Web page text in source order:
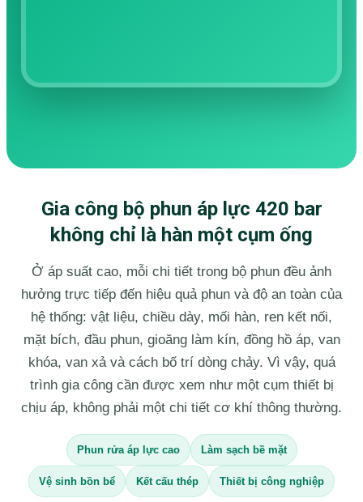
Gia công bộ phun áp lực 420 bar
không chỉ là hàn một cụm ống
Ở áp suất cao, mỗi chi tiết trong bộ phun đều ảnh
hưởng trực tiếp đến hiệu quả phun và độ an toàn của
hệ thống: vật liệu, chiều dày, mối hàn, ren kết nối,
mặt bích, đầu phun, gioăng làm kín, đồng hồ áp, van
khóa, van xả và cách bố trí dòng chảy. Vì vậy, quá
trình gia công cần được xem như một cụm thiết bị
chịu áp, không phải một chi tiết cơ khí thông thường.
Phun rửa áp lực cao Làm sạch bề mặt
Vệ sinh bồn bể Kết cấu thép Thiết bị công nghiệp